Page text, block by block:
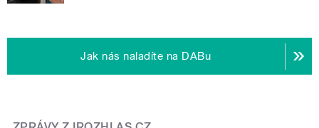
Jak nás naladíte na DABu